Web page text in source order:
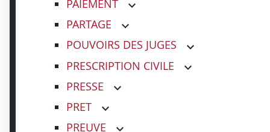
PAIEMENT
PARTAGE
POUVOIRS DES JUGES
PRESCRIPTION CIVILE
PRESSE
PRET
PREUVE